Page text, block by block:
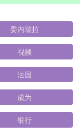
委内瑞拉
视频
法国
成为
银行